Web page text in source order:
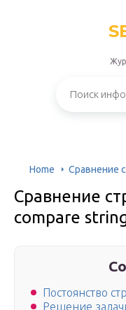
Home Сравнение
Сравнение
compare
Постоянство
Решение